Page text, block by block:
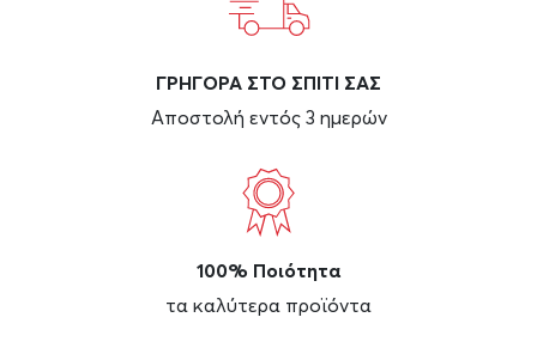
ΓΡΗΓΟΡΑ ΣΤΟ ΣΠΙΤΙ ΣΑΣ
Αποστολή εντός 3 ημερών
100% Ποιότητα
τα καλύτερα προϊόντα